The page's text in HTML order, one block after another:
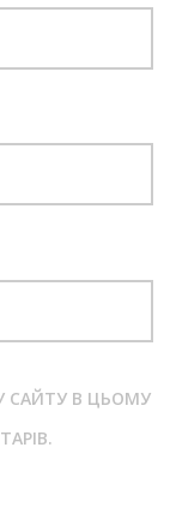
САЙТУ В ЦЬОМУ